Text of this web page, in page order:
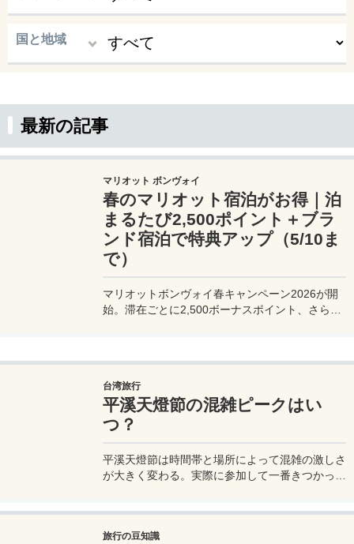
国と地域
最新の記事
マリオット ボンヴォイ
春のマリオット宿泊がお得｜泊
まるたび2,500ポイント＋ブラ
ンド宿泊で特典アップ（5/10ま
で）
マリオットボンヴォイ春キャンペーン2026が開
始。滞在ごとに2,500ボーナスポイント、さらに
台湾旅行
平溪天燈節の混雑ピークはい
つ？
平溪天燈節は時間帯と場所によって混雑の激しさ
が大きく変わる。実際に参加して一番きつかった
旅行の豆知識